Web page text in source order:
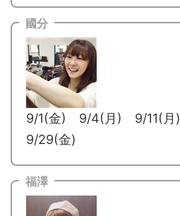
國分
9/1(金) 9/4(月) 9/11(月)
9/29(金)
福澤